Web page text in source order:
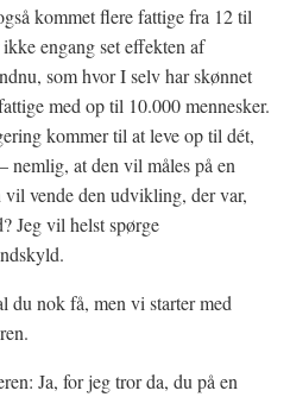
kommet flere fattige fra 12 til
engang set effekten af
som hvor I selv har skønnet
med op til 10.000 mennesker.
kommer til at leve op til dét,
nemlig, at den vil måles på en
vende den udvikling, der var,
Jeg vil helst spørge
du nok få, men vi starter med
Ja, for jeg tror da, du på en